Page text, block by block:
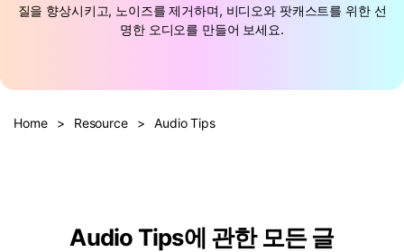
질을 향상시키고, 노이즈를 제거하며, 비디오와 팟캐스트를 위한 선
명한 오디오를 만들어 보세요.
Home > Resource > Audio Tips
Audio Tips에 관한 모든 글